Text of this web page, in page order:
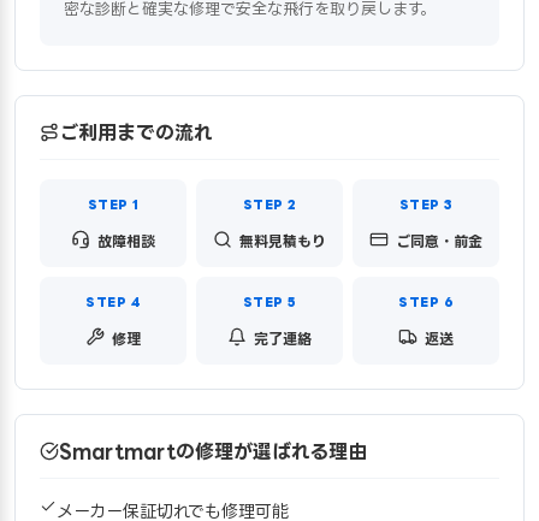
密な診断と確実な修理で安全な飛行を取り戻します。
ご利用までの流れ
故障相談 無料見積もり ご同意・前金
修理 完了連絡 返送
Smartmartの修理が選ばれる理由
メーカー保証切れでも修理可能